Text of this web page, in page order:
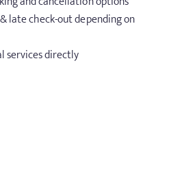
late check-out depending on
services directly